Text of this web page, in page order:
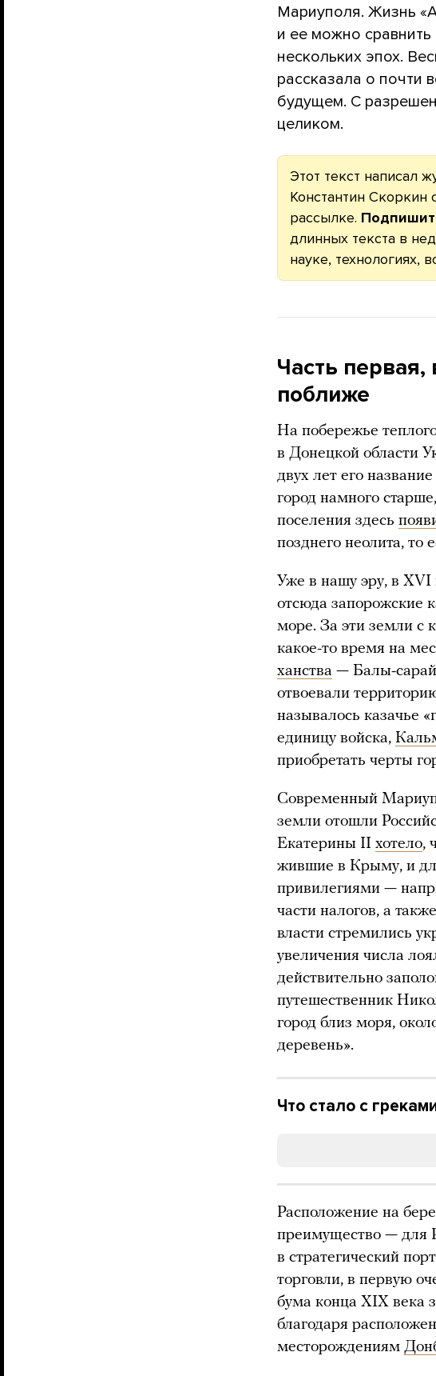
Мариуполя. Жизнь
и ее можно
нескольких эпох.
рассказала о почти
будущем. С
целиком.
Этот текст написал
Константин
рассылке.
длинных текста в
науке, технологиях,
Часть
поближе
На побережье
в Донецкой области
двух лет его
город намного
поселения здесь
позднего неолита, то
Уже в нашу эру, в XVI
отсюда запорожские
море. За эти земли с
какое-то время на
ханства — Балы-
отвоевали
называлось казачье
единицу войска,
приобретать черты
Современный
земли отошли
Екатерины II хотело,
жившие в Крыму, и
привилегиями —
части налогов, а
власти стремились
увеличения числа
действительно
путешественник
город близ моря,
деревень».
Что стало с
Расположение на
преимущество — для
в стратегический
торговли, в первую
бума конца XIX века
благодаря
месторождениям